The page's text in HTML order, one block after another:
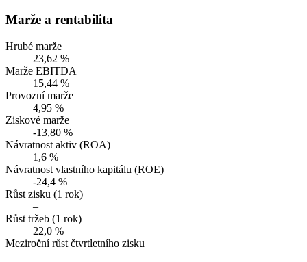
Marže a rentabilita
Hrubé marže
23,62 %
Marže EBITDA
15,44 %
Provozní marže
4,95 %
Ziskové marže
-13,80 %
Návratnost aktiv (ROA)
1,6 %
Návratnost vlastního kapitálu (ROE)
-24,4 %
Růst zisku (1 rok)
–
Růst tržeb (1 rok)
22,0 %
Meziroční růst čtvrtletního zisku
–